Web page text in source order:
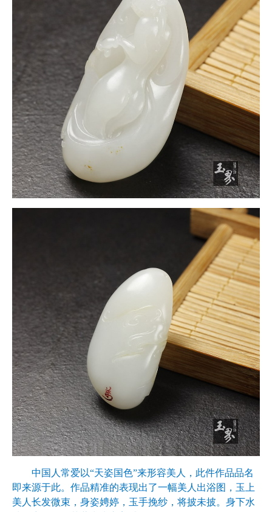
中国人常爱以“天姿国色”来形容美人，此件作品品名
即来源于此。作品精准的表现出了一幅美人出浴图，玉上
美人长发微束，身姿娉婷，玉手挽纱，将披未披。身下水